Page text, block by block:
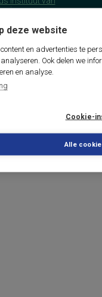
deze website
en advertenties te
Ook delen we
en analyse.
Cookie-
Alle